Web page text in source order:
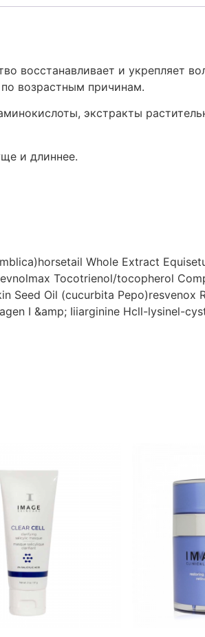
восстанавливает и укрепляет
возрастным причинам.
экстракты
и длиннее.
Whole Extract
Tocotrienol/tocopherol
Seed Oil (cucurbita
I &amp; Iiiarginine Hcll-lysinel-